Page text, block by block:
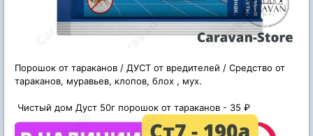
Порошок от тараканов / ДУСТ от вредителей / Средство от
тараканов, муравьев, клопов, блох , мух.
Чистый дом Дуст 50г порошок от тараканов - 35 ₽